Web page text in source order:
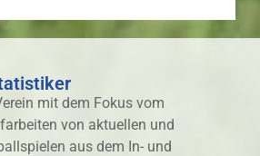
mit dem Fokus vom
von aktuellen und
aus dem In- und